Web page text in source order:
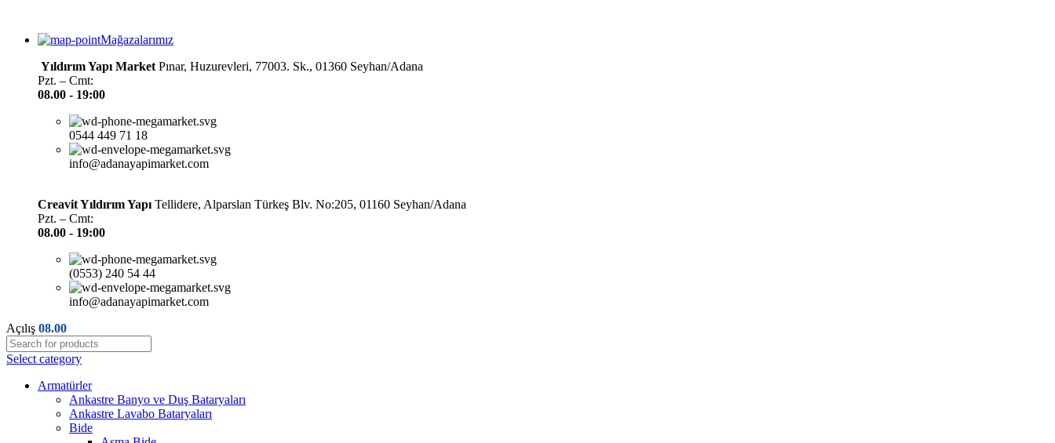
Mağazalarımız
Yıldırım Yapı Market Pınar, Huzurevleri, 77003. Sk., 01360 Seyhan/Adana
Pzt. – Cmt:
08.00 - 19:00
0544 449 71 18
info@adanayapimarket.com
Creavit Yıldırım Yapı Tellidere, Alparslan Türkeş Blv. No:205, 01160 Seyhan/Adana
Pzt. – Cmt:
08.00 - 19:00
(0553) 240 54 44
info@adanayapimarket.com
Açılış 08.00
Select category
Armatürler
Ankastre Banyo ve Duş Bataryaları
Ankastre Lavabo Bataryaları
Bide